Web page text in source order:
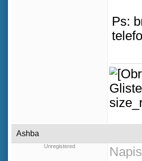
Ps:
Ashba
Unregistered